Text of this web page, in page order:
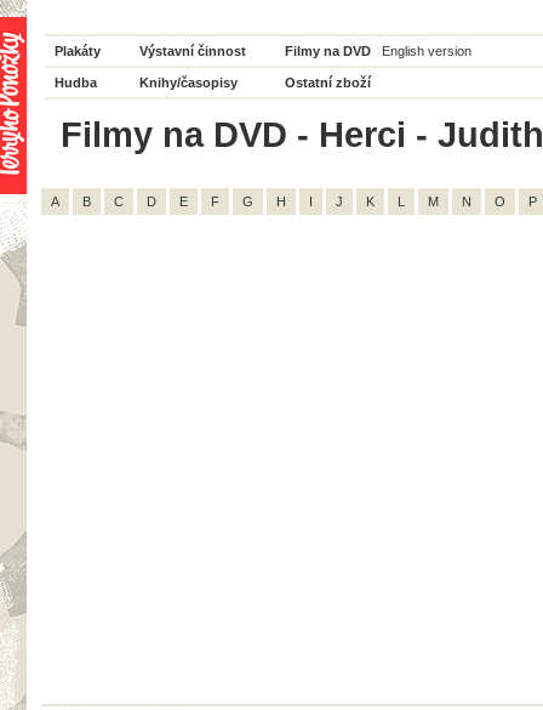
Plakáty Výstavní činnost Filmy na DVD English version
Hudba Knihy/časopisy Ostatní zboží
Filmy na DVD - Herci -
A B C D E F G H I J K L M N O P